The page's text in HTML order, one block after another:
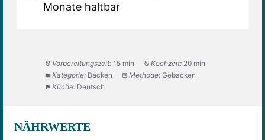
Monate haltbar
Vorbereitungszeit: 15 min Kochzeit: 20 min
Kategorie: Backen Methode: Gebacken
Küche: Deutsch
NÄHRWERTE